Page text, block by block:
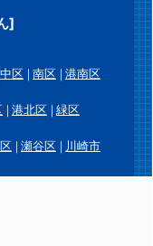
]
中区 南区 港南区
港北区 緑区
瀬谷区 川崎市